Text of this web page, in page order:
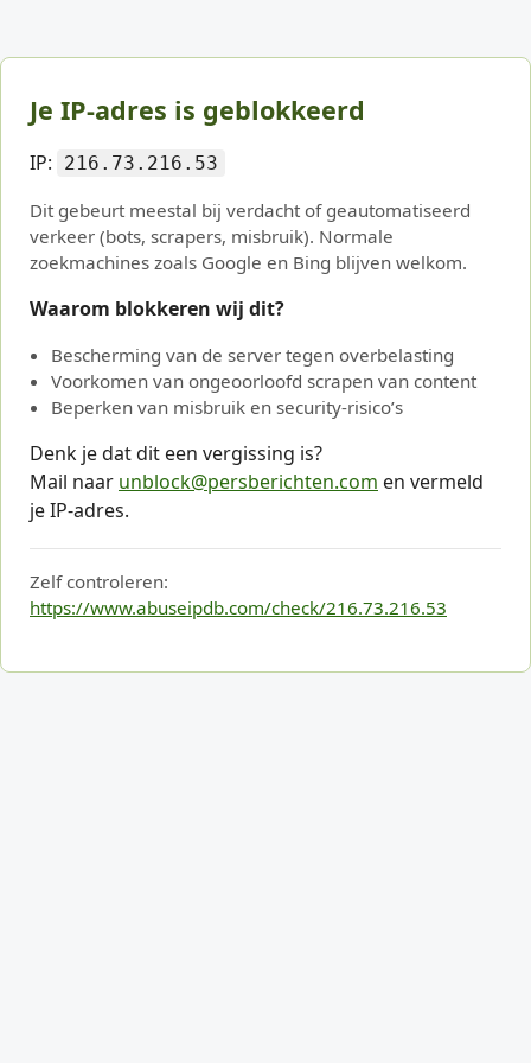
Je IP-adres is geblokkeerd
IP: 216.73.216.53
Dit gebeurt meestal bij verdacht of geautomatiseerd
verkeer (bots, scrapers, misbruik). Normale
zoekmachines zoals Google en Bing blijven welkom.
Waarom blokkeren wij dit?
Bescherming van de server tegen overbelasting
Voorkomen van ongeoorloofd scrapen van content
Beperken van misbruik en security-risico’s
Denk je dat dit een vergissing is?
Mail naar unblock@persberichten.com en vermeld
je IP-adres.
Zelf controleren:
https://www.abuseipdb.com/check/216.73.216.53